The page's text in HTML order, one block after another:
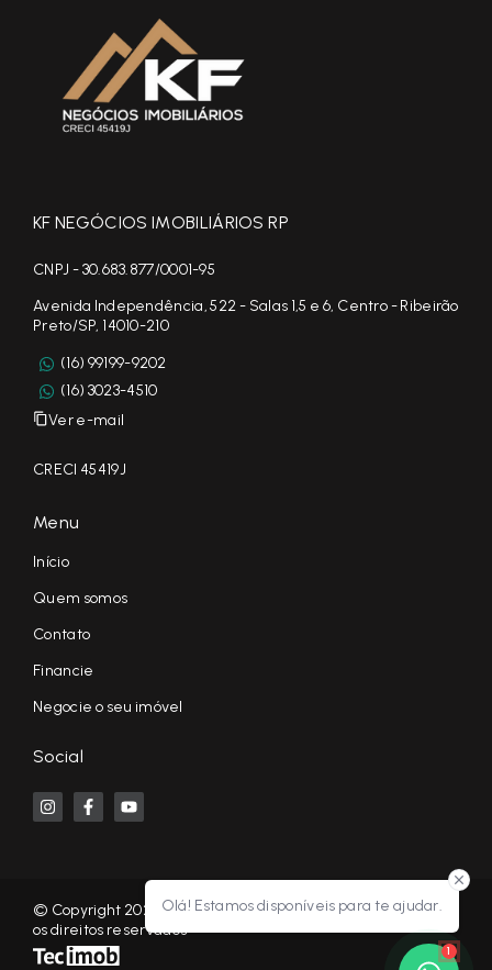
Olá! Estamos disponíveis para te ajudar.
1
KF NEGÓCIOS IMOBILIÁRIOS RP
CNPJ - 30.683.877/0001-95
Avenida Independência, 522 - Salas 1,5 e 6, Centro - Ribeirão
Preto/SP, 14010-210
(16) 99199-9202
(16) 3023-4510
Ver e-mail
CRECI 45419J
Menu
Início
Quem somos
Contato
Financie
Negocie o seu imóvel
Social
© Copyright 2026 - KF NEGÓCIOS IMOBILIÁRIOS RP - Todos
os direitos reservados